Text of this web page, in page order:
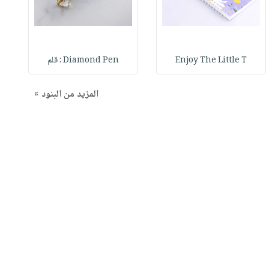
Enjoy The Little T Diamond Pen : قلم
المزيد من البنود »